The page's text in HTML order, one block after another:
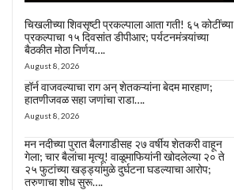
चिखलीच्या शिवसृष्टी प्रकल्पाला आता गती! ६५ कोटींच्या
प्रकल्पाचा १५ दिवसांत डीपीआर; पर्यटनमंत्र्यांच्या
बैठकीत मोठा निर्णय….
August 8, 2026
हॉर्न वाजवल्याचा राग अन् शेतकऱ्यांना बेदम मारहाण;
हातणीजवळ सहा जणांचा राडा….
August 8, 2026
मन नदीच्या पुरात बैलगाडीसह २७ वर्षीय शेतकरी वाहून
गेला; चार बैलांचा मृत्यू! वाळूमाफियांनी खोदलेल्या २० ते
२५ फुटांच्या खड्ड्यांमुळे दुर्घटना घडल्याचा आरोप;
तरुणाचा शोध सुरू….